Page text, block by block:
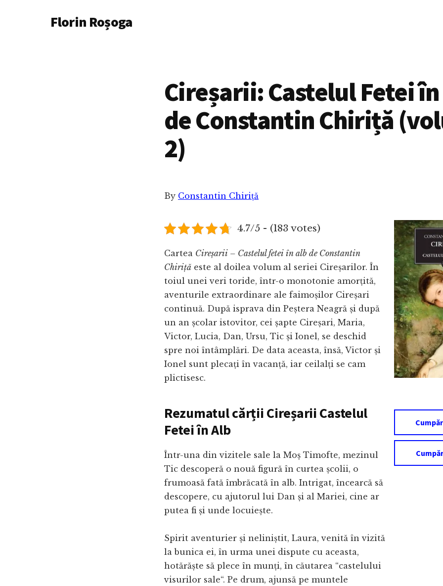
AdditionalFlorin Roșoga
Cireșarii: Castelul Fetei
de Constantin Chiriță
2)
By Constantin Chiriță
4.7/5 - (183 votes)
Cartea Cireșarii – Castelul fetei în alb de Constantin
Chiriță este al doilea volum al seriei Cireșarilor. În
toiul unei veri toride, într-o monotonie amorțită,
aventurile extraordinare ale faimoșilor Cireșari
continuă. După isprava din Peștera Neagră și după
un an școlar istovitor, cei șapte Cireșari, Maria,
Victor, Lucia, Dan, Ursu, Tic și Ionel, se deschid
spre noi întâmplări. De data aceasta, însă, Victor și
Ionel sunt plecați în vacanță, iar ceilalți se cam
plictisesc.
Rezumatul cărții Cireșarii Castelul
Fetei în Alb
Într-una din vizitele sale la Moș Timofte, mezinul
Tic descoperă o nouă figură în curtea școlii, o
frumoasă fată îmbrăcată în alb. Intrigat, încearcă să
descopere, cu ajutorul lui Dan și al Mariei, cine ar
putea fi și unde locuiește.
Spirit aventurier și neliniștit, Laura, venită în vizită
la bunica ei, în urma unei dispute cu aceasta,
hotărăște să plece în munți, în căutarea “castelului
visurilor sale“. Pe drum, ajunsă pe muntele